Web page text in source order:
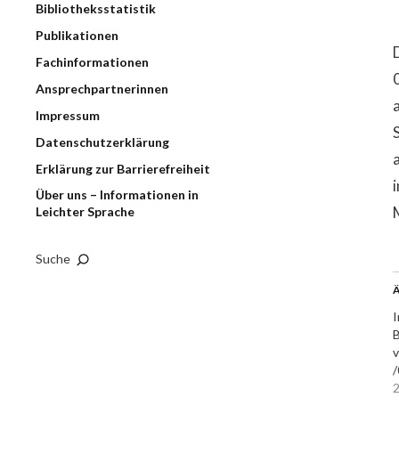
Bibliotheksstatistik
Publikationen
Fachinformationen
Ansprechpartnerinnen
Impressum
Datenschutzerklärung
Erklärung zur Barrierefreiheit
Über uns – Informationen in
Leichter Sprache
Suche
/